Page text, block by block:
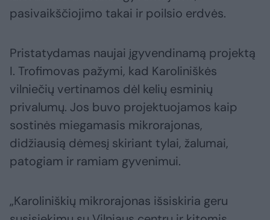
pasivaikščiojimo takai ir poilsio erdvės.
Pristatydamas naujai įgyvendinamą projektą
I. Trofimovas pažymi, kad Karoliniškės
vilniečių vertinamos dėl kelių esminių
privalumų. Jos buvo projektuojamos kaip
sostinės miegamasis mikrorajonas,
didžiausią dėmesį skiriant tylai, žalumai,
patogiam ir ramiam gyvenimui.
„Karoliniškių mikrorajonas išsiskiria geru